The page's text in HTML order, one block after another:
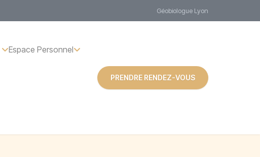
Géobiologue Lyon
Espace Personnel
PRENDRE RENDEZ-VOUS